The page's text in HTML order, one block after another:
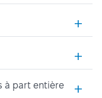
+
+
à part entière +